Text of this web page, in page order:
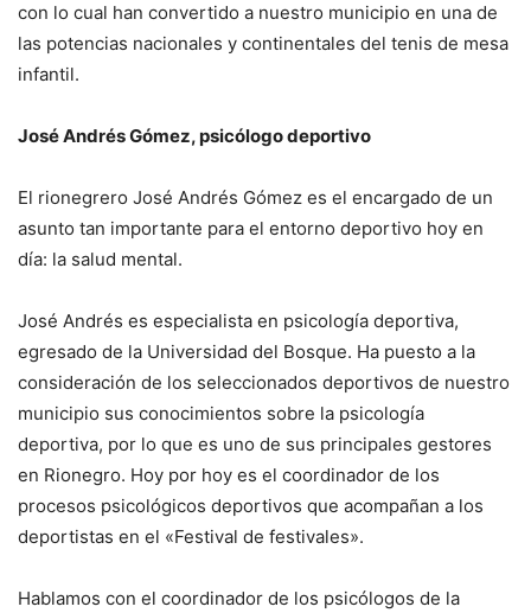
con lo cual han convertido a nuestro municipio en una de
las potencias nacionales y continentales del tenis de mesa
infantil.
José Andrés Gómez, psicólogo deportivo
El rionegrero José Andrés Gómez es el encargado de un
asunto tan importante para el entorno deportivo hoy en
día: la salud mental.
José Andrés es especialista en psicología deportiva,
egresado de la Universidad del Bosque. Ha puesto a la
consideración de los seleccionados deportivos de nuestro
municipio sus conocimientos sobre la psicología
deportiva, por lo que es uno de sus principales gestores
en Rionegro. Hoy por hoy es el coordinador de los
procesos psicológicos deportivos que acompañan a los
deportistas en el «Festival de festivales».
Hablamos con el coordinador de los psicólogos de la